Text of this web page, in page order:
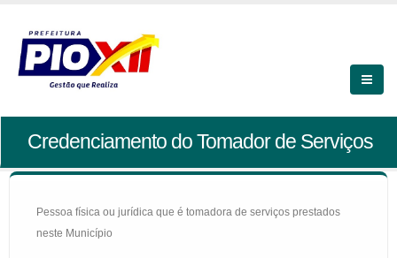
Credenciamento do Tomador de Serviços
Pessoa física ou jurídica que é tomadora de serviços prestados
neste Município